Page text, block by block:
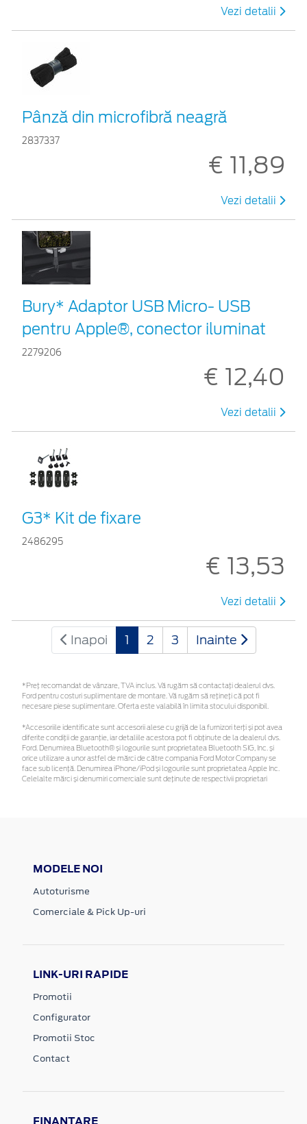
Vezi detalii
Pânză din microfibră neagră
2837337
€ 11,89
Vezi detalii
Bury* Adaptor USB Micro- USB
pentru Apple®, conector iluminat
2279206
€ 12,40
Vezi detalii
G3* Kit de fixare
2486295
€ 13,53
Vezi detalii
Inapoi 1 2 3 Inainte
*Preţ recomandat de vânzare, TVA inclus. Vă rugăm să contactaţi dealerul dvs.
Ford pentru costuri suplimentare de montare. Vă rugăm să rețineți că pot fi
necesare piese suplimentare. Oferta este valabilă în limita stocului disponibil.
*Accesoriile identificate sunt accesorii alese cu grijă de la furnizori terți și pot avea
diferite condiții de garanție, iar detaliile acestora pot fi obținute de la dealerul dvs.
Ford. Denumirea Bluetooth® și logourile sunt proprietatea Bluetooth SIG, Inc. și
orice utilizare a unor astfel de mărci de către compania Ford Motor Company se
face sub licență. Denumirea iPhone/iPod și logourile sunt proprietatea Apple Inc.
Celelalte mărci și denumiri comerciale sunt deținute de respectivii proprietari
MODELE NOI
Autoturisme
Comerciale & Pick Up-uri
LINK-URI RAPIDE
Promotii
Configurator
Promotii Stoc
Contact
FINANTARE